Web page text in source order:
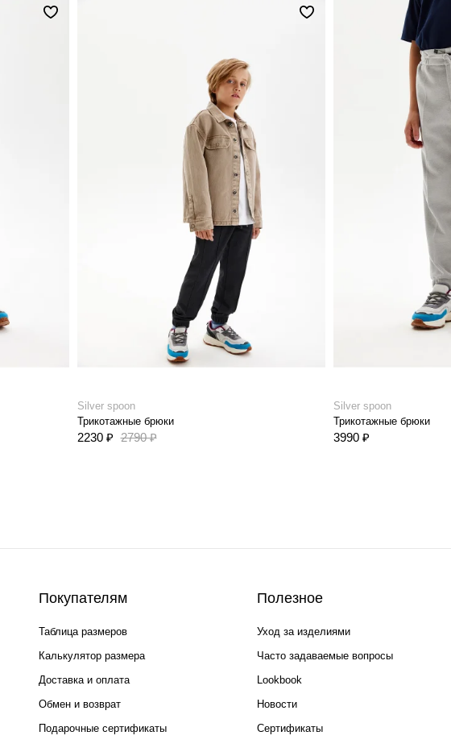
Silver spoon
Трикотажные брюки
2230 ₽ 2790 ₽
Silver spoon
Трикотажные брюки
3990 ₽
Покупателям
Таблица размеров
Калькулятор размера
Доставка и оплата
Обмен и возврат
Подарочные сертификаты
Полезное
Уход за изделиями
Часто задаваемые вопросы
Lookbook
Новости
Сертификаты